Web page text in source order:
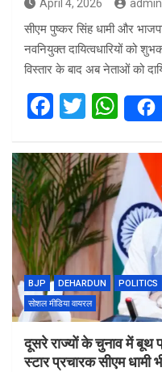
April 4, 2026 admin
सीएम पुष्कर सिंह धामी और
नवनियुक्त दायित्वधारियों को
विस्तार के बाद अब नेताओं को
F
ce
b
o
o
k
T
tt
er
W
h
at
s
A
p
p
BJP DEHARDUN POLITICS
सोशल मीडिया वायरल
दूसरे राज्यों के चुनाव में बूथ
स्टार प्रचारक सीएम धामी